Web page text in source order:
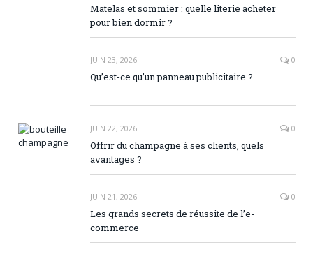
Matelas et sommier : quelle literie acheter
pour bien dormir ?
JUIN 23, 2026 0
Qu’est-ce qu’un panneau publicitaire ?
JUIN 22, 2026 0
Offrir du champagne à ses clients, quels
avantages ?
JUIN 21, 2026 0
Les grands secrets de réussite de l’e-
commerce